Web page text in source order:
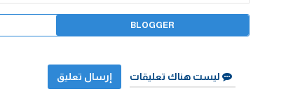
BLOGGER
ليست هناك تعليقات إرسال تعليق